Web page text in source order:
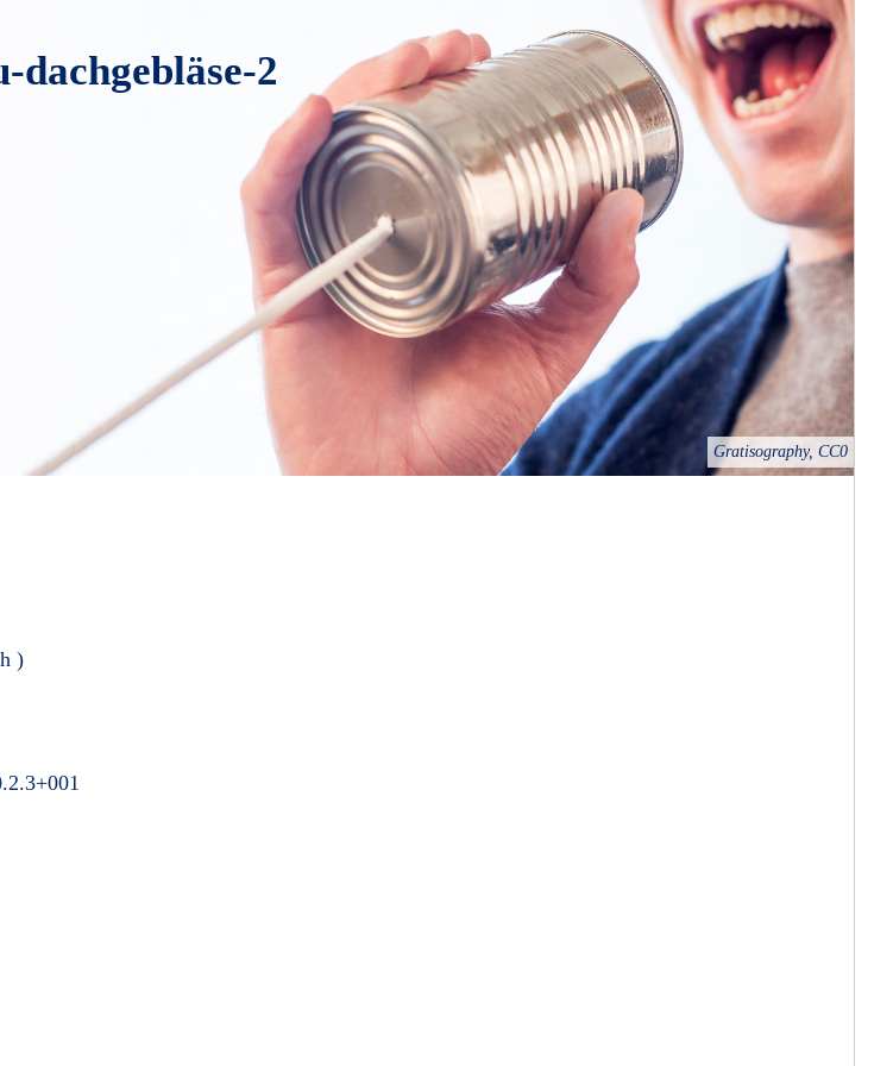
2
Gratisography, CC0
)